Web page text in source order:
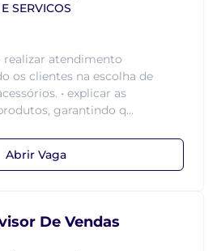
SERVICOS
realizar atendimento
os clientes na escolha de
• explicar as
garantindo q...
Abrir Vaga
De Vendas